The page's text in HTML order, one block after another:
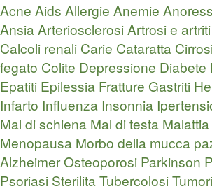
Acne Aids Allergie Anemie
AnsiaArteriosclerosiArtrosi e artriti
Calcoli renali Carie Cataratta
fegato Colite Depressione Diabete
Epatiti Epilessia Fratture Gastriti
Infarto Influenza Insonnia
Mal di schiena Mal di testa
Menopausa Morbo della mucca
AlzheimerOsteoporosi Parkinson
Psoriasi SterilitaTubercolosiTumori